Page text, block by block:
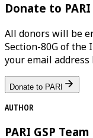
Donate to PARI
All donors will be
Section-80G of the
your email
Donate to PARI
AUTHOR
PARI GSP Team